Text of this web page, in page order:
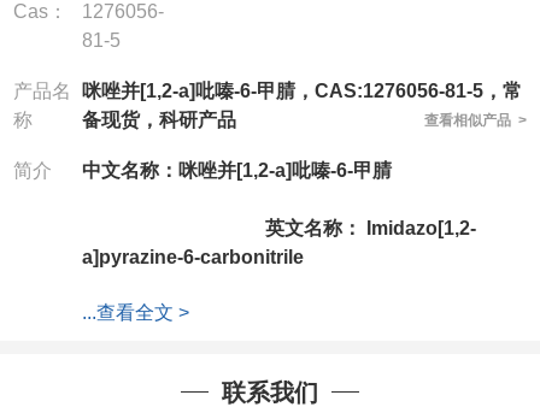
Cas：
1276056-
81-5
产品名
称
咪唑并[1,2-a]吡嗪-6-甲腈，CAS:1276056-81-5，常
备现货，科研产品
查看相似产品 >
简介 中文名称： 咪唑并[1,2-a]吡嗪-6-甲腈
英文名称：
Imidazo[1,2-
a]pyrazine-6-carbonitrile
CAS号：1276056-81-5
...查看全文 >
联系我们